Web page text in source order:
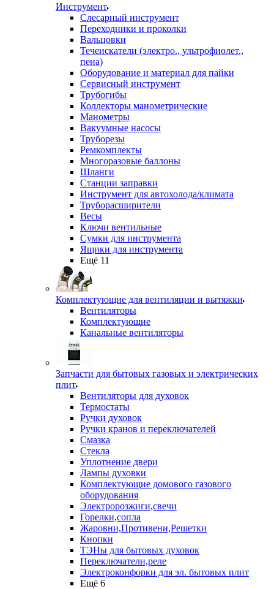
Инструмент
Слесарный инструмент
Переходники и проколки
Вальцовки
Течеискатели (электро., ультрофиолет.,
пена)
Оборудование и материал для пайки
Сервисный инструмент
Трубогибы
Коллекторы манометрические
Манометры
Вакуумные насосы
Труборезы
Ремкомплекты
Многоразовые баллоны
Шланги
Станции заправки
Инструмент для автохолода/климата
Труборасширители
Весы
Ключи вентильные
Сумки для инструмента
Ящики для инструмента
Ещё 11
Комплектующие для вентиляции и вытяжки
Вентиляторы
Комплектующие
Канальные вентиляторы
Запчасти для бытовых газовых и электрических
плит
Вентиляторы для духовок
Термостаты
Ручки духовок
Ручки кранов и переключателей
Смазка
Стекла
Уплотнение двери
Лампы духовки
Комплектующие домового газового
оборудования
Электророзжиги,свечи
Горелки,сопла
Жаровни,Противени,Решетки
Кнопки
ТЭНы для бытовых духовок
Переключатели,реле
Электроконфорки для эл. бытовых плит
Ещё 6